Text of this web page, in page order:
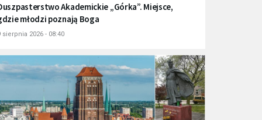
Akademickie „Górka”. Miejsce,
młodzi poznają Boga
sierpnia 2026 - 08:40